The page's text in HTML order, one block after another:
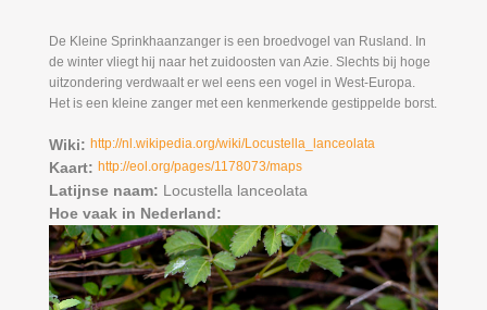
De Kleine Sprinkhaanzanger is een broedvogel van Rusland. In
de winter vliegt hij naar het zuidoosten van Azie. Slechts bij hoge
uitzondering verdwaalt er wel eens een vogel in West-Europa.
Het is een kleine zanger met een kenmerkende gestippelde borst.
Wiki: http://nl.wikipedia.org/wiki/Locustella_lanceolata
Kaart: http://eol.org/pages/1178073/maps
Latijnse naam: Locustella lanceolata
Hoe vaak in Nederland: